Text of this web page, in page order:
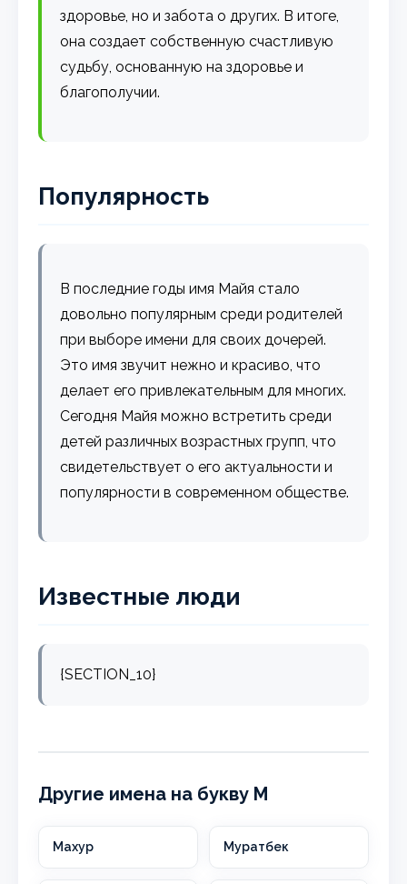
здоровье, но и забота о других. В итоге,
она создает собственную счастливую
судьбу, основанную на здоровье и
благополучии.
Популярность
В последние годы имя Майя стало
довольно популярным среди родителей
при выборе имени для своих дочерей.
Это имя звучит нежно и красиво, что
делает его привлекательным для многих.
Сегодня Майя можно встретить среди
детей различных возрастных групп, что
свидетельствует о его актуальности и
популярности в современном обществе.
Известные люди
{SECTION_10}
Другие имена на букву М
Махур Муратбек